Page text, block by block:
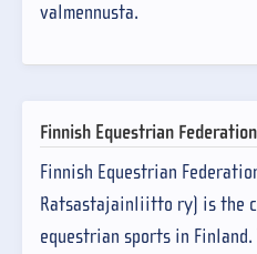
valmennusta.
Finnish Equestrian Federation
Finnish Equestrian
Ratsastajainliitto ry) is the
equestrian sports in